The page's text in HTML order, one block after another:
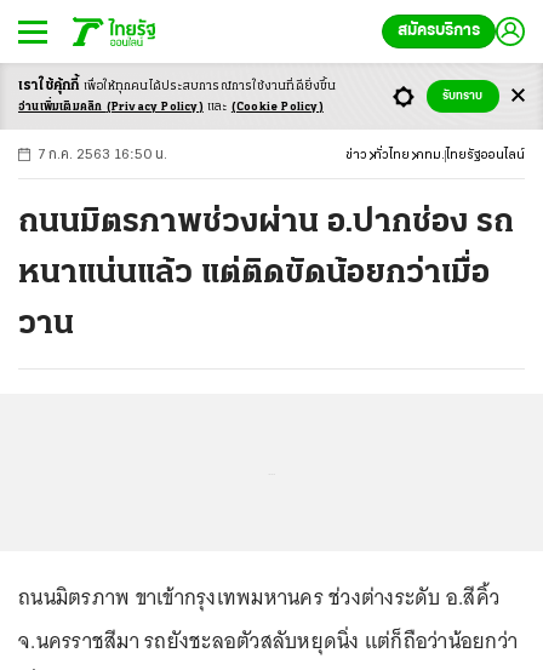
สมัครบริการ
-ก ก ก+
7 ก.ค. 2563 16:50 น. ข่าว ทั่วไทย กทม. ไทยรัฐออนไลน์
ถนนมิตรภาพช่วงผ่าน อ.ปากช่อง รถ
หนาแน่นแล้ว แต่ติดขัดน้อยกว่าเมื่อ
วาน
ถนนมิตรภาพ ขาเข้ากรุงเทพมหานคร ช่วงต่างระดับ อ.สีคิ้ว
จ.นครราชสีมา รถยังชะลอตัวสลับหยุดนิ่ง แต่ก็ถือว่าน้อยกว่า
เราใช้คุ้กกี้ เพื่อให้ทุกคนได้ประสบการณ์การใช้งานที่ดียิ่งขึ้น
อ่านเพิ่มเติมคลิก (Privacy Policy) และ (Cookie Policy)
รับทราบ